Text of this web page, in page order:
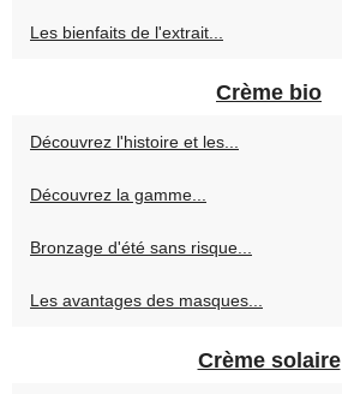
Les bienfaits de l'extrait...
Crème bio
Découvrez l'histoire et les...
Découvrez la gamme...
Bronzage d'été sans risque...
Les avantages des masques...
Crème solaire